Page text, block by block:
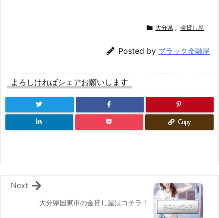
大分県 , 金貸し屋
Posted by ブラック金融屋
よろしければシェアお願いします
Copy
大分県国東市の金貸し屋はコチラ！
Next